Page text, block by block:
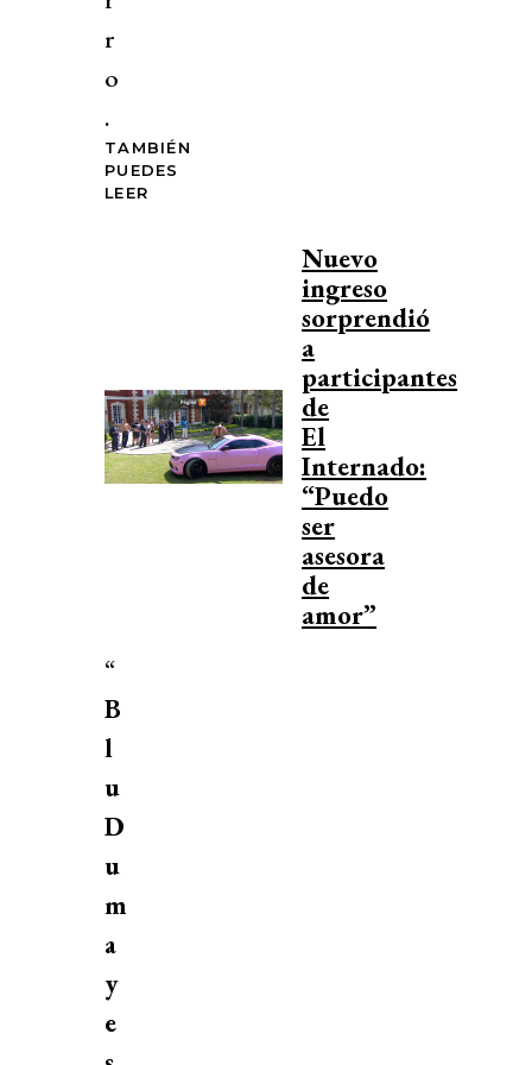
r
o
.
TAMBIÉN
PUEDES
LEER
Nuevo
ingreso
sorprendió
a
participantes
de
El
Internado:
“Puedo
ser
asesora
de
amor”
“
B
l
u
D
u
m
a
y
e